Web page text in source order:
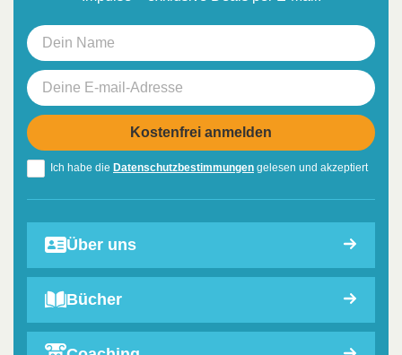
Ich habe die Datenschutzbestimmungen gelesen und akzeptiert
Über uns
Bücher